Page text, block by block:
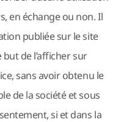
en échange ou non. Il
publiée sur le site
de l’afficher sur
sans avoir obtenu le
de la société et sous
si et dans la